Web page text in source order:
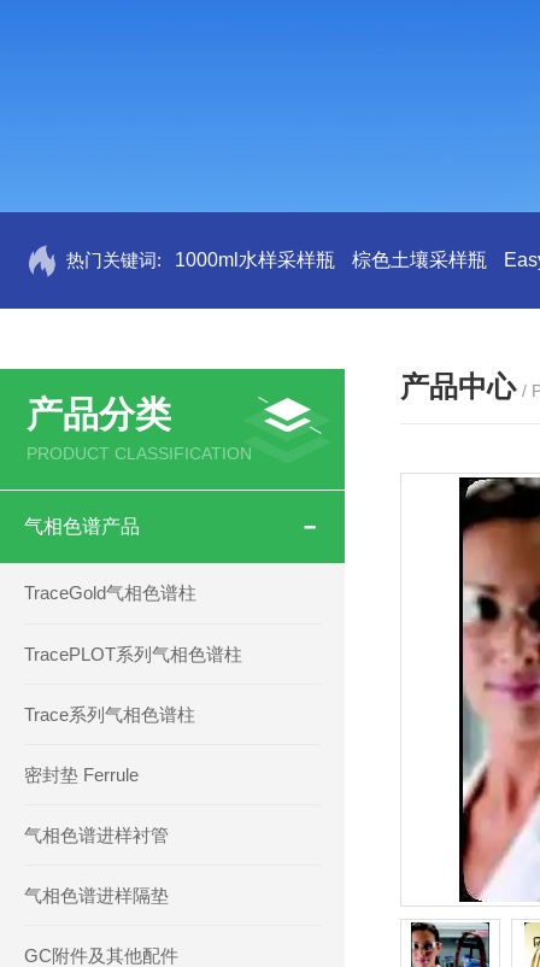
热门关键词: 1000ml水样采样瓶 棕色土壤采样瓶
产品分类
PRODUCT CLASSIFICATION
气相色谱产品
TraceGold气相色谱柱
TracePLOT系列气相色谱柱
Trace系列气相色谱柱
密封垫 Ferrule
气相色谱进样衬管
气相色谱进样隔垫
GC附件及其他配件
产品中心 /